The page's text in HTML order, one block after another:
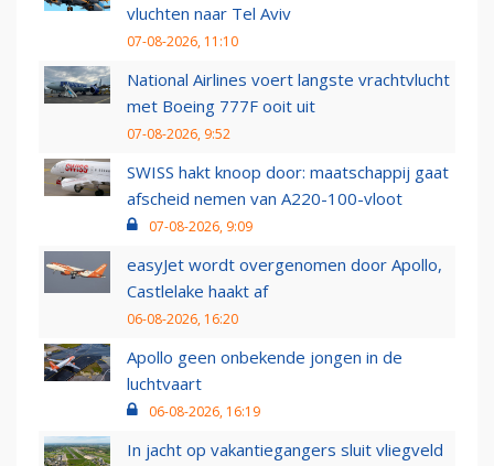
vluchten naar Tel Aviv
07-08-2026, 11:10
National Airlines voert langste vrachtvlucht
met Boeing 777F ooit uit
07-08-2026, 9:52
SWISS hakt knoop door: maatschappij gaat
afscheid nemen van A220-100-vloot
07-08-2026, 9:09
easyJet wordt overgenomen door Apollo,
Castlelake haakt af
06-08-2026, 16:20
Apollo geen onbekende jongen in de
luchtvaart
06-08-2026, 16:19
In jacht op vakantiegangers sluit vliegveld